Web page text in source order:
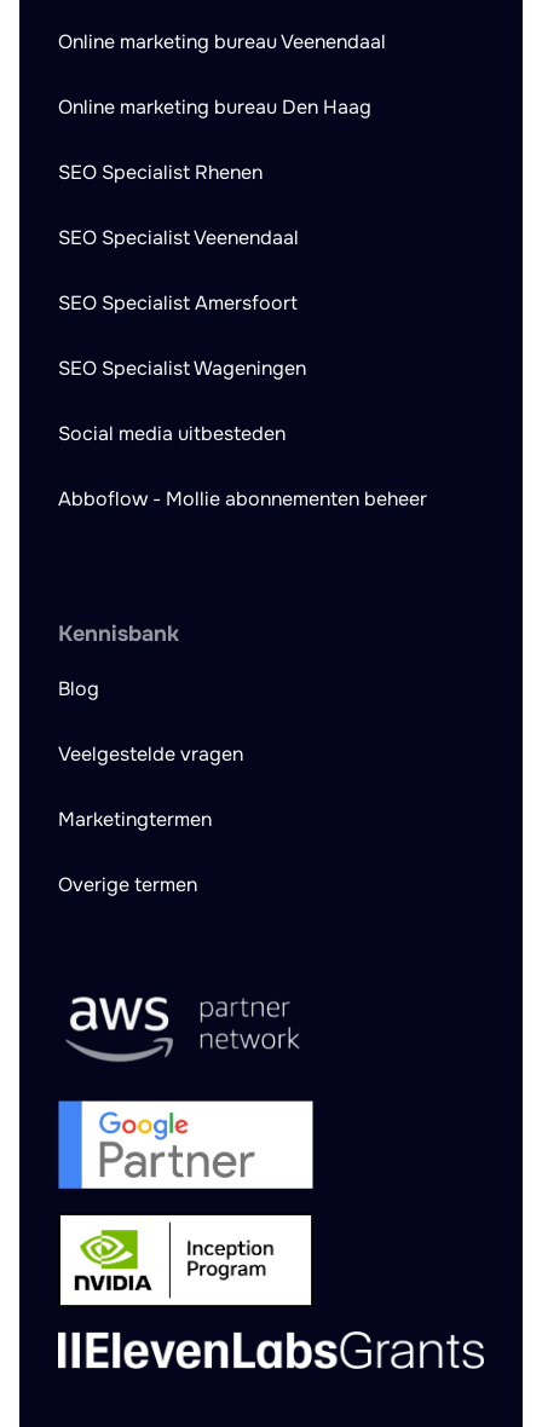
Online marketing bureau Veenendaal
Online marketing bureau Den Haag
SEO Specialist Rhenen
SEO Specialist Veenendaal
SEO Specialist Amersfoort
SEO Specialist Wageningen
Social media uitbesteden
Abboflow - Mollie abonnementen beheer
Kennisbank
Blog
Veelgestelde vragen
Marketingtermen
Overige termen